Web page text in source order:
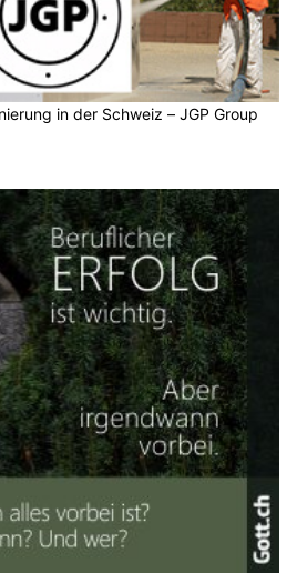
in der Schweiz – JGP Group